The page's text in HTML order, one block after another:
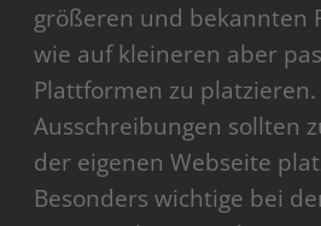
größeren und bekannten
wie auf kleineren aber
Plattformen zu platzieren.
Ausschreibungen sollten
der eigenen Webseite
Besonders wichtige bei